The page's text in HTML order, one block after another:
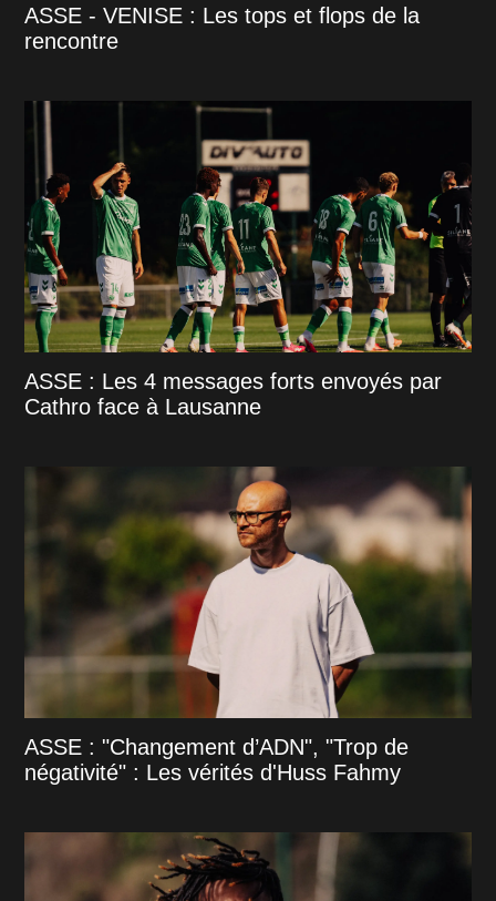
ASSE - VENISE : Les tops et flops de la
rencontre
ASSE : Les 4 messages forts envoyés par
Cathro face à Lausanne
ASSE : "Changement d’ADN", "Trop de
négativité" : Les vérités d'Huss Fahmy